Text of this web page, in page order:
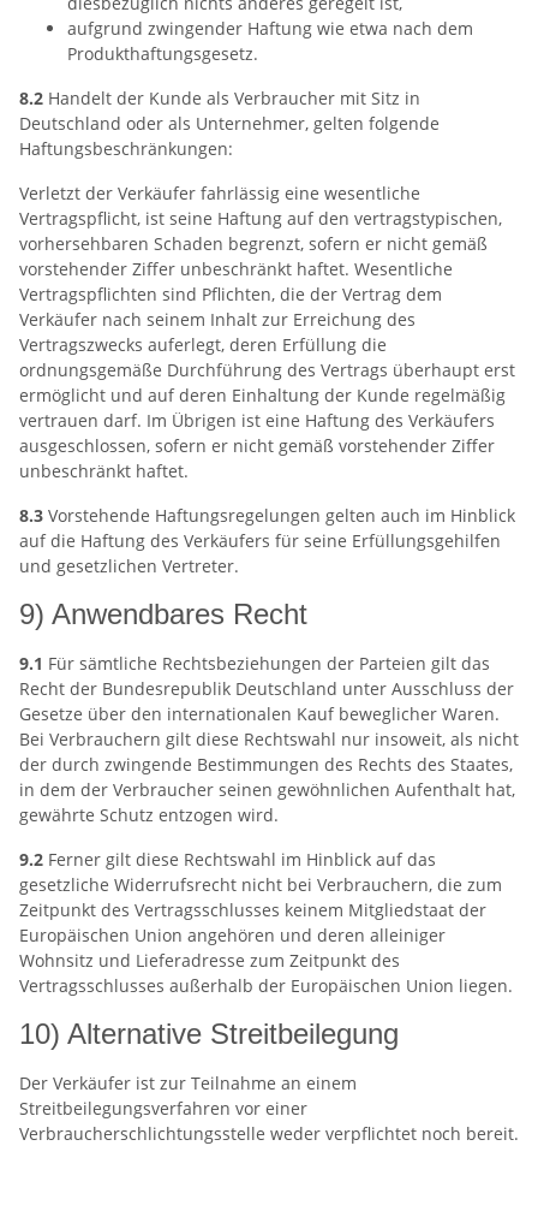
aufgrund zwingender Haftung wie etwa nach dem
Produkthaftungsgesetz.
8.2 Handelt der Kunde als Verbraucher mit Sitz in
Deutschland oder als Unternehmer, gelten folgende
Haftungsbeschränkungen:
Verletzt der Verkäufer fahrlässig eine wesentliche
Vertragspflicht, ist seine Haftung auf den vertragstypischen,
vorhersehbaren Schaden begrenzt, sofern er nicht gemäß
vorstehender Ziffer unbeschränkt haftet. Wesentliche
Vertragspflichten sind Pflichten, die der Vertrag dem
Verkäufer nach seinem Inhalt zur Erreichung des
Vertragszwecks auferlegt, deren Erfüllung die
ordnungsgemäße Durchführung des Vertrags überhaupt erst
ermöglicht und auf deren Einhaltung der Kunde regelmäßig
vertrauen darf. Im Übrigen ist eine Haftung des Verkäufers
ausgeschlossen, sofern er nicht gemäß vorstehender Ziffer
unbeschränkt haftet.
8.3 Vorstehende Haftungsregelungen gelten auch im Hinblick
auf die Haftung des Verkäufers für seine Erfüllungsgehilfen
und gesetzlichen Vertreter.
9) Anwendbares Recht
9.1 Für sämtliche Rechtsbeziehungen der Parteien gilt das
Recht der Bundesrepublik Deutschland unter Ausschluss der
Gesetze über den internationalen Kauf beweglicher Waren.
Bei Verbrauchern gilt diese Rechtswahl nur insoweit, als nicht
der durch zwingende Bestimmungen des Rechts des Staates,
in dem der Verbraucher seinen gewöhnlichen Aufenthalt hat,
gewährte Schutz entzogen wird.
9.2 Ferner gilt diese Rechtswahl im Hinblick auf das
gesetzliche Widerrufsrecht nicht bei Verbrauchern, die zum
Zeitpunkt des Vertragsschlusses keinem Mitgliedstaat der
Europäischen Union angehören und deren alleiniger
Wohnsitz und Lieferadresse zum Zeitpunkt des
Vertragsschlusses außerhalb der Europäischen Union liegen.
10) Alternative Streitbeilegung
Der Verkäufer ist zur Teilnahme an einem
Streitbeilegungsverfahren vor einer
Verbraucherschlichtungsstelle weder verpflichtet noch bereit.